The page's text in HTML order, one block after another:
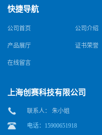
快捷导航
公司首页 公司介绍
产品展厅 证书荣誉
在线留言
上海创赛科技有限公司
联系人： 朱小姐
电话：15900651918